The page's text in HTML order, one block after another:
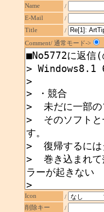
Name
/
E-Mail
/
Title
/
Comment/ 通常モード->
Icon /
削除キー /